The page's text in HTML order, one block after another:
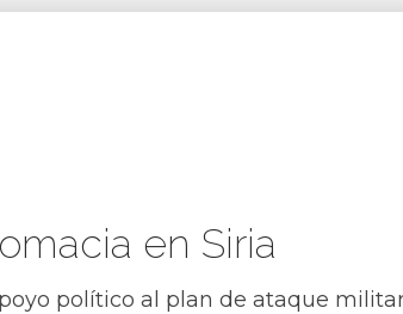
en Siria
político al plan de ataque